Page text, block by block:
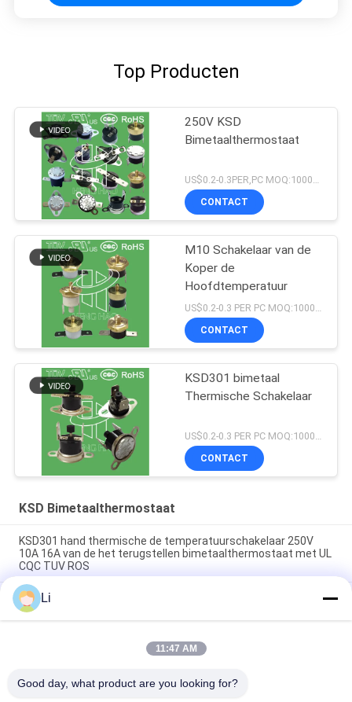
Top Producten
250V KSD
Bimetaalthermostaat
US$0.2-0.3PER,PC MOQ:1000pcs
CONTACT
M10 Schakelaar van de
Koper de
Hoofdtemperatuur
CONTACT
KSD301 bimetaal
Thermische Schakelaar
CONTACT
KSD Bimetaalthermostaat
KSD301 hand thermische de temperatuurschakelaar 250V
10A 16A van de het terugstellen bimetaalthermostaat met UL
CQC TUV ROS
Van de de thermostaattemperatuur van het waterbewijs
KSD301 bimetaal de controle thermische afgesneden
schakelaar 250V 10A 16A met CQC TUV UL ROHS
Onverwacht Actieksd Bimetaalthermostaat
Li
11:47 AM
Good day, what product are you looking for?